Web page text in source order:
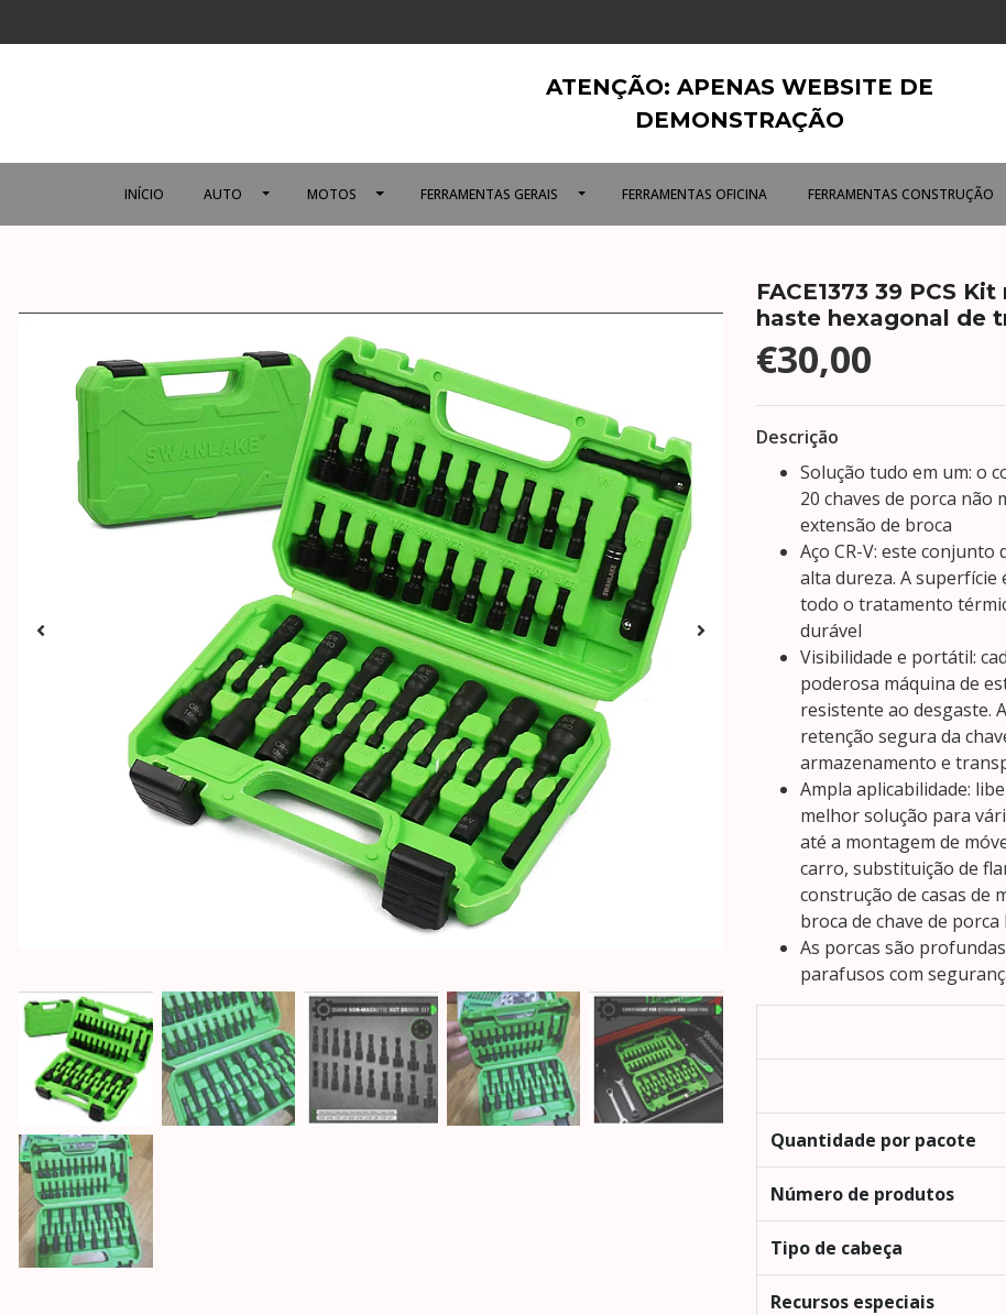
ATENÇÃO: APENAS WEBSITE DE
DEMONSTRAÇÃO
INÍCIO AUTO MOTOS FERRAMENTAS GERAIS FERRAMENTAS OFICINA FERRAMENTAS CONSTRUÇÃO
FACE1373 39 PCS
haste hexagonal de
€30,00
Descrição
Solução tudo em um: o
20 chaves de porca não
extensão de broca
Aço CR-V: este
alta dureza. A
todo o tratamento
durável
Visibilidade e portátil:
poderosa máquina de
resistente ao desgaste.
retenção segura da
armazenamento e
Ampla aplicabilidade:
melhor solução para
até a montagem de
carro, substituição de
construção de casas de
broca de chave de
As porcas são
parafusos com
Quantidade por pacote
Número de produtos
Tipo de cabeça
Recursos especiais